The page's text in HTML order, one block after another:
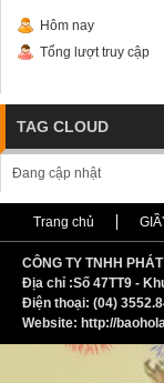
Hôm nay
Tổng lượt truy cập
TAG CLOUD
Đang cập nhật
Trang chủ
CÔNG TY TNHH
Địa chỉ :Số 47TT9 -
Điện thoại: (04)
Website: http://